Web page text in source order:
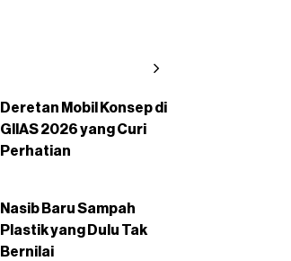
Deretan Mobil Konsep di
GIIAS 2026 yang Curi
Perhatian
Nasib Baru Sampah
Plastik yang Dulu Tak
Bernilai